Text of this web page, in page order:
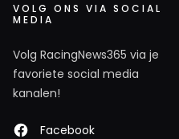
VOLG ONS VIA SOCIAL
MEDIA
Volg RacingNews365 via je
favoriete social media
kanalen!
Facebook